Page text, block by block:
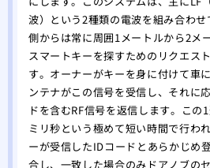
波）という2種類の電波を組み合わ
側からは常に周囲1メートルから2メ
スマートキーを探すためのリクエス
す。オーナーがキーを身に付けて車
ンテナがこの信号を受信し、それに
ドを含むRF信号を返信します。この
ミリ秒という極めて短い時間で行わ
ーが受信したIDコードとあらかじめ
合し、一致した場合のみドアノブの